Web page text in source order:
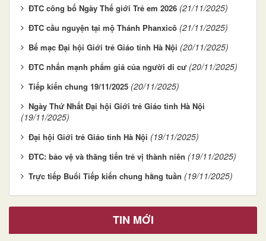
ĐTC công bố Ngày Thế giới Trẻ em 2026 (21/11/2025)
ĐTC cầu nguyện tại mộ Thánh Phanxicô (21/11/2025)
Bế mạc Đại hội Giới trẻ Giáo tỉnh Hà Nội (20/11/2025)
ĐTC nhấn mạnh phẩm giá của người di cư (20/11/2025)
Tiếp kiến chung 19/11/2025 (20/11/2025)
Ngày Thứ Nhất Đại hội Giới trẻ Giáo tỉnh Hà Nội
(19/11/2025)
Đại hội Giới trẻ Giáo tỉnh Hà Nội (19/11/2025)
ĐTC: bảo vệ và thăng tiến trẻ vị thành niên (19/11/2025)
Trực tiếp Buổi Tiếp kiến chung hằng tuần (19/11/2025)
TIN MỚI